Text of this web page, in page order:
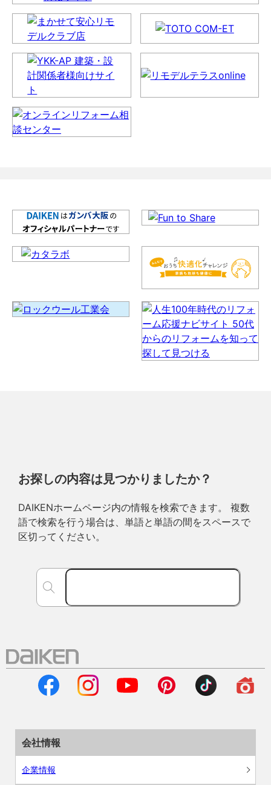
お探しの内容は見つかりましたか？
DAIKENホームページ内の情報を検索できます。 複数
語で検索を行う場合は、単語と単語の間をスペースで
区切ってください。
会社情報
企業情報